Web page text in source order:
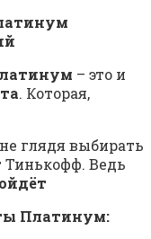
– это и
. Которая,
глядя выбирать
Тинькофф. Ведь
Платинум: